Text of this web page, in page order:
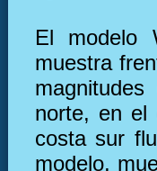
El modelo
muestra
norte, en el
costa sur
modelo,